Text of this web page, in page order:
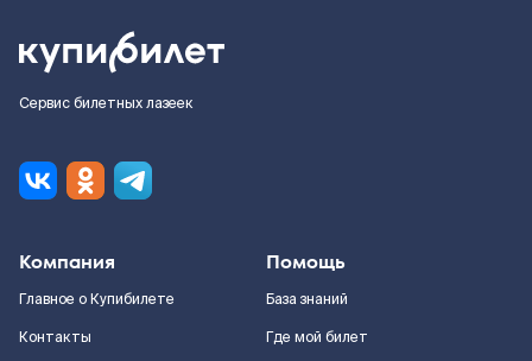
Сервис билетных лазеек
Компания
Главное о Купибилете
Контакты
Помощь
База знаний
Где мой билет